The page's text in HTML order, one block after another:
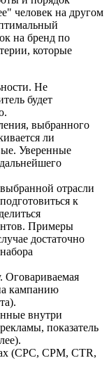
человек на другом
на бренд по
которые
Не
будет
выбранного
ли
Уверенные
отрасли
к
Примеры
достаточно
Оговариваемая
кампанию
внутри
показатель
(CPC, CPM, CTR,